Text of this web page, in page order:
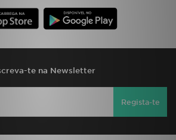
te na Newsletter
Regista-te